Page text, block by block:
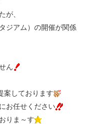
が、
ジアム）の開催が関係
ん
案しております
お任せください
りま～す